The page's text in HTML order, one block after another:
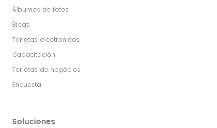
Álbumes de fotos
Blogs
Tarjetas electronicas
Capacitación
Tarjetas de negócios
Encuesta
Soluciones